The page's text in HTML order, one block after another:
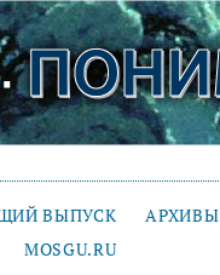
ВЫПУСК АРХИВЫ
MOSGU.RU